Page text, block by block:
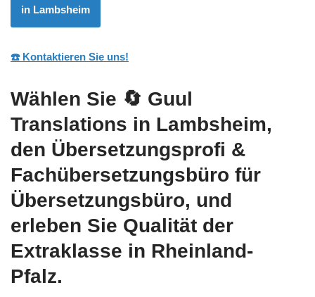
in Lambsheim
☎️ Kontaktieren Sie uns!
Wählen Sie 🔄 Guul
Translations in Lambsheim,
den Übersetzungsprofi &
Fachübersetzungsbüro für
Übersetzungsbüro, und
erleben Sie Qualität der
Extraklasse in Rheinland-
Pfalz.